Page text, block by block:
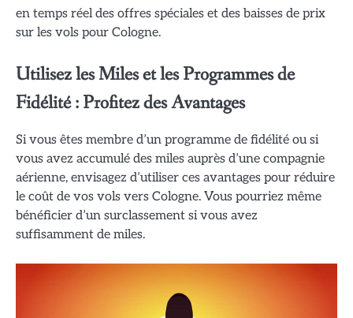
en temps réel des offres spéciales et des baisses de prix
sur les vols pour Cologne.
Utilisez les Miles et les Programmes de
Fidélité : Profitez des Avantages
Si vous êtes membre d’un programme de fidélité ou si
vous avez accumulé des miles auprès d’une compagnie
aérienne, envisagez d’utiliser ces avantages pour réduire
le coût de vos vols vers Cologne. Vous pourriez même
bénéficier d’un surclassement si vous avez
suffisamment de miles.